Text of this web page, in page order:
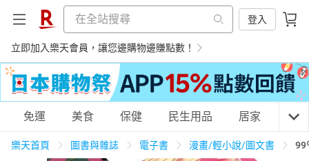
登入
立即加入樂天會員，讓您邊購物邊賺點數！
購物網分類
免運 美食 保健 民生用品 居家 3C
樂天首頁 圖書與雜誌 電子書 漫畫/輕小說/圖文書 99